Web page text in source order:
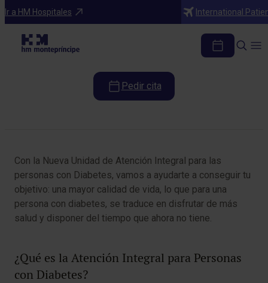
Ir a HM Hospitales International
Especialidades
Atención Integral para Personas con
Pedir cita
Con la Nueva Unidad de Atención Integral para las
personas con Diabetes, vamos a ayudarte a conseguir tu
objetivo: una mayor calidad de vida, lo que para una
persona con diabetes, se traduce en disfrutar de más
salud y disponer del tiempo que ahora no tiene.
¿Qué es la Atención Integral para Personas
con Diabetes?